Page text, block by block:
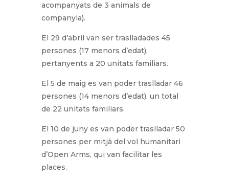
acompanyats de 3 animals de
companyia).
El 29 d’abril van ser traslladades 45
persones (17 menors d’edat),
pertanyents a 20 unitats familiars.
El 5 de maig es van poder traslladar 46
persones (14 menors d’edat), un total
de 22 unitats familiars.
El 10 de juny es van poder traslladar 50
persones per mitjà del vol humanitari
d’Open Arms, qui van facilitar les
places.